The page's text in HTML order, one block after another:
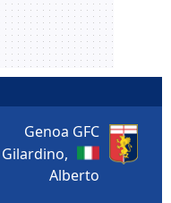
Genoa GFC
Gilardino,
Alberto